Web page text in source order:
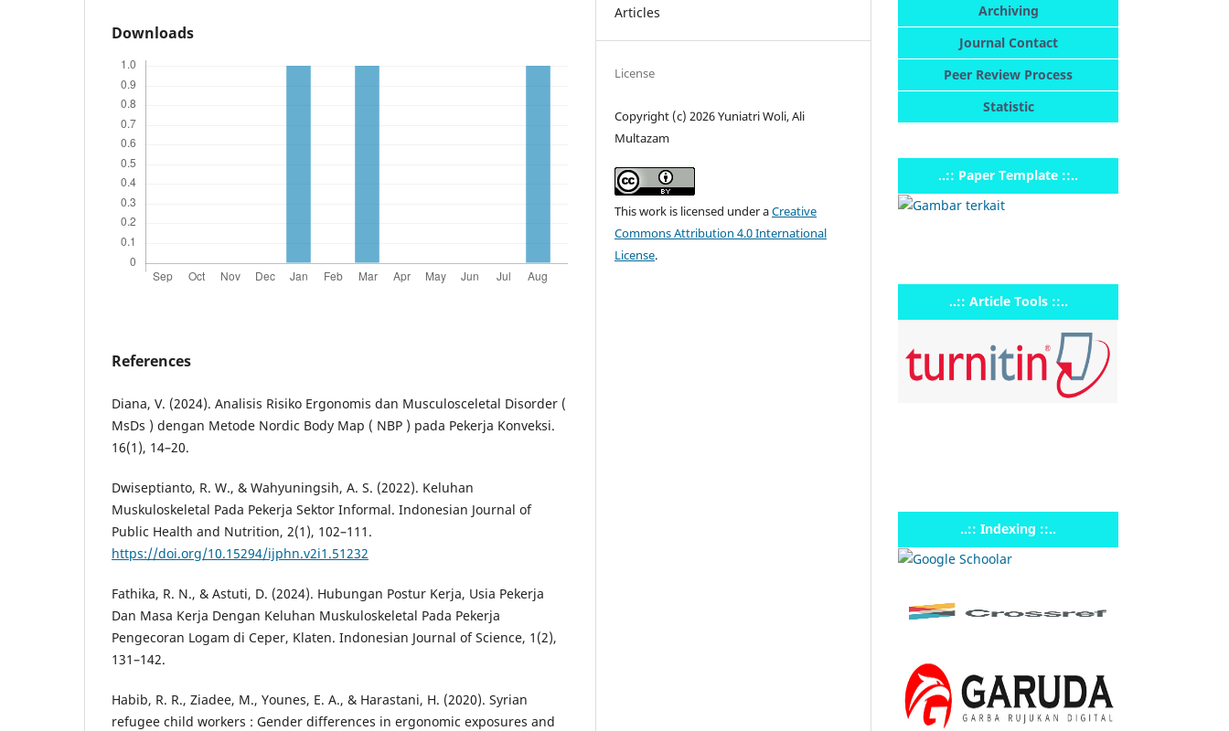
Downloads
References
Diana, V. (2024). Analisis Risiko Ergonomis dan Musculosceletal Disorder (
MsDs ) dengan Metode Nordic Body Map ( NBP ) pada Pekerja Konveksi.
16(1), 14–20.
Dwiseptianto, R. W., & Wahyuningsih, A. S. (2022). Keluhan
Muskuloskeletal Pada Pekerja Sektor Informal. Indonesian Journal of
Public Health and Nutrition, 2(1), 102–111.
https://doi.org/10.15294/ijphn.v2i1.51232
Fathika, R. N., & Astuti, D. (2024). Hubungan Postur Kerja, Usia Pekerja
Dan Masa Kerja Dengan Keluhan Muskuloskeletal Pada Pekerja
Pengecoran Logam di Ceper, Klaten. Indonesian Journal of Science, 1(2),
131–142.
Habib, R. R., Ziadee, M., Younes, E. A., & Harastani, H. (2020). Syrian
refugee child workers : Gender differences in ergonomic exposures and
Articles
License
Copyright (c) 2026 Yuniatri Woli, Ali
Multazam
This work is licensed under aCreative
Commons Attribution 4.0 International
License.
Archiving
Journal Contact
Peer Review Process
Statistic
..:: Paper Template ::..
..:: Article Tools ::..
..:: Indexing ::..